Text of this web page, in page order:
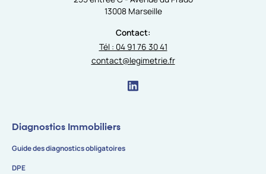
13008 Marseille
Contact:
Tél : 04 91 76 30 41
contact@legimetrie.fr
Diagnostics Immobiliers
Guide des diagnostics obligatoires
DPE